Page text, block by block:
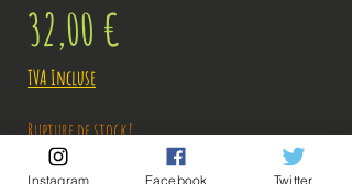
32,00 €
TVA Incluse
Rupture de stock!
Instagram Facebook Twitter